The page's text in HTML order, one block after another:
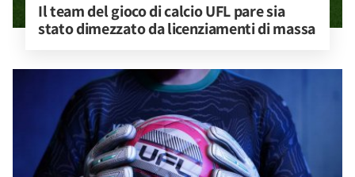
Il team del gioco di calcio UFL pare sia
stato dimezzato da licenziamenti di massa